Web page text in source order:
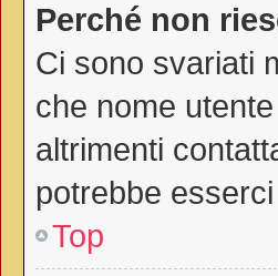
Perché non
Ci sono svariati
che nome
altrimenti
potrebbe
Top